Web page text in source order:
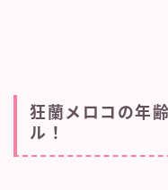
狂蘭メロコの年
ル！